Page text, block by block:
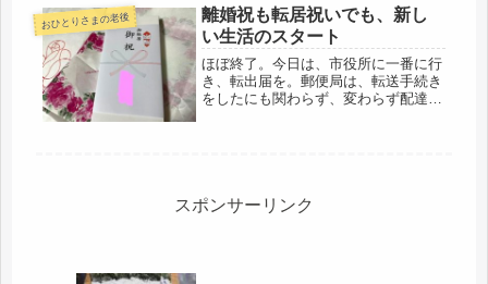
いを抑えると言いながら、これでは、
情けない。まず、原因の究明。そし...
おひとりさまの老後
離婚祝も転居祝いでも、新し
い生活のスタート
ほぼ終了。今日は、市役所に一番に行
き、転出届を。郵便局は、転送手続き
をしたにも関わらず、変わらず配達さ
スポンサーリンク